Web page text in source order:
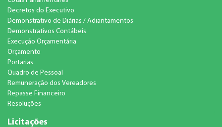
Decretos do Executivo
Demonstrativo de Diárias / Adiantamentos
Demonstrativos Contábeis
Execução Orçamentária
Orçamento
Portarias
Quadro de Pessoal
Remuneração dos Vereadores
Repasse Financeiro
Resoluções
Licitações